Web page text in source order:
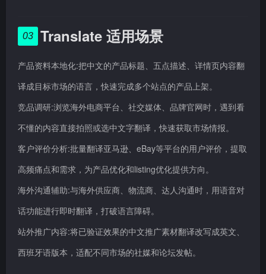
03 Translate 适用场景
产品资料本地化:把中文的产品标题、五点描述、详情页内容翻
译成目标市场的语言，快速完成多个站点的产品上架。
竞品调研:浏览海外电商平台、社交媒体、品牌官网时，遇到看
不懂的内容直接拍照或选中文字翻译，快速获取市场情报。
客户评价分析:批量翻译亚马逊、eBay等平台的用户评价，提取
高频痛点和需求，为产品优化和listing优化提供方向。
海外沟通辅助:与海外供应商、物流商、达人沟通时，用语音对
话功能进行即时翻译，打破语言障碍。
站外推广内容:将已验证效果的中文推广素材翻译改写成英文、
西班牙语版本，适配不同市场的社媒和论坛发帖。